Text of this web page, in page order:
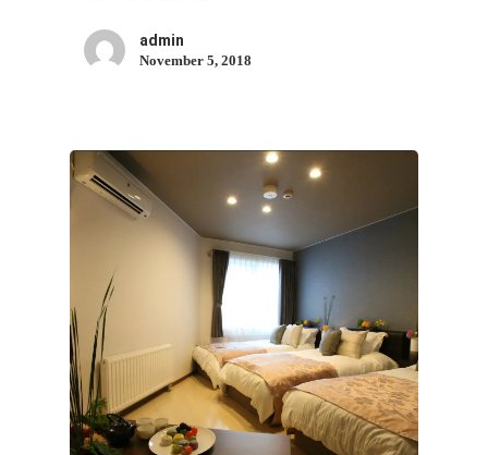
admin
November 5, 2018